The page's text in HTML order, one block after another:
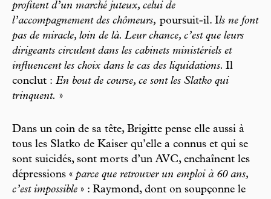
profitent d’un marché juteux, celui de
l’accompagnement des chômeurs, poursuit-il. Ils ne font
pas de miracle, loin de là. Leur chance, c’est que leurs
dirigeants circulent dans les cabinets ministériels et
influencent les choix dans le cas des liquidations. Il
conclut : En bout de course, ce sont les Slatko qui
trinquent. »
Dans un coin de sa tête, Brigitte pense elle aussi à
tous les Slatko de Kaiser qu’elle a connus et qui se
sont suicidés, sont morts d’un AVC, enchaînent les
dépressions « parce que retrouver un emploi à 60 ans,
c’est impossible » : Raymond, dont on soupçonne le